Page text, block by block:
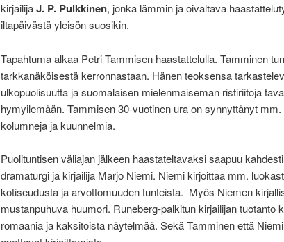
kirjailijaJ. P. Pulkkinen, jonka lämmin ja oivaltava
iltapäivästä yleisön suosikin.
Tapahtuma alkaa Petri Tammisen haastattelulla. Tamminen
tarkkanäköisestä kerronnastaan. Hänen teoksensa
ulkopuolisuutta ja suomalaisen mielenmaiseman ristiriitoja
hymyilemään. Tammisen 30-vuotinen ura on synnyttänyt
kolumneja ja kuunnelmia.
Puolituntisen väliajan jälkeen haastateltavaksi saapuu
dramaturgi ja kirjailija Marjo Niemi. Niemi kirjoittaa mm.
kotiseudusta ja arvottomuuden tunteista. Myös Niemen
mustanpuhuva huumori. Runeberg-palkitun kirjailijan tuotanto
romaania ja kaksitoista näytelmää. Sekä Tamminen että